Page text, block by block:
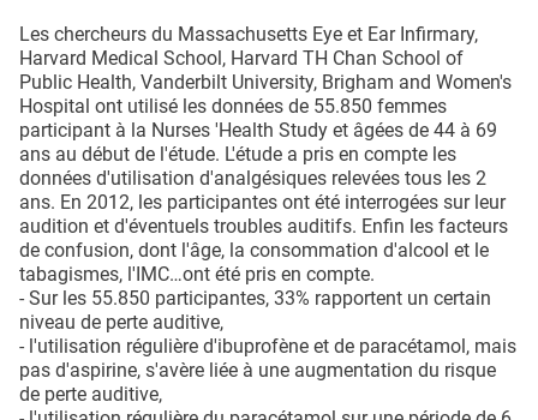
Les chercheurs du Massachusetts Eye et Ear Infirmary,
Harvard Medical School, Harvard TH Chan School of
Public Health, Vanderbilt University, Brigham and Women's
Hospital ont utilisé les données de 55.850 femmes
participant à la Nurses 'Health Study et âgées de 44 à 69
ans au début de l'étude. L'étude a pris en compte les
données d'utilisation d'analgésiques relevées tous les 2
ans. En 2012, les participantes ont été interrogées sur leur
audition et d'éventuels troubles auditifs. Enfin les facteurs
de confusion, dont l'âge, la consommation d'alcool et le
tabagismes, l'IMC…ont été pris en compte.
- Sur les 55.850 participantes, 33% rapportent un certain
niveau de perte auditive,
- l'utilisation régulière d'ibuprofène et de paracétamol, mais
pas d'aspirine, s'avère liée à une augmentation du risque
de perte auditive,